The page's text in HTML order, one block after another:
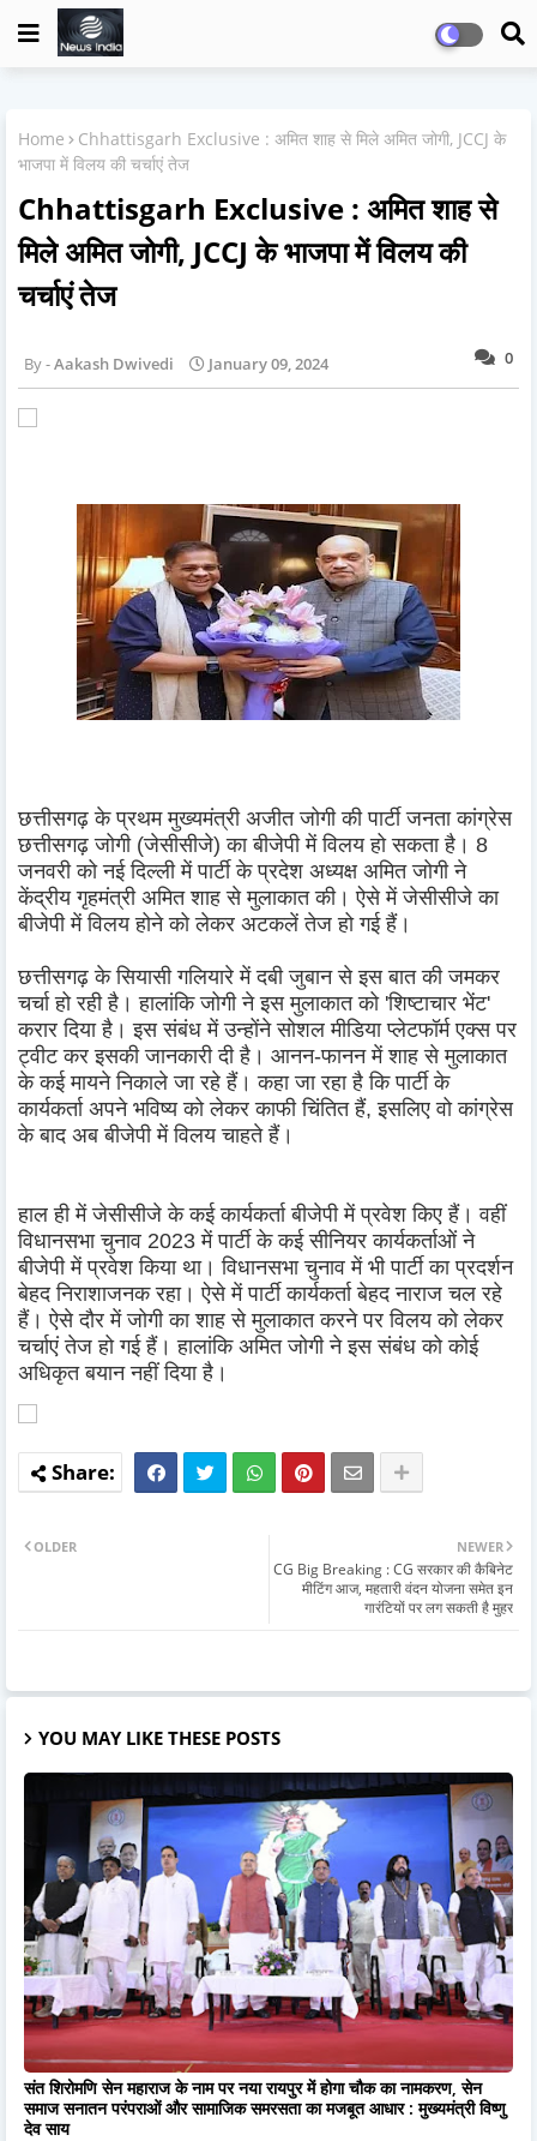
Home
Chhattisgarh Exclusive : अमित शाह से मिले अमित जोगी, JCCJ के
भाजपा में विलय की चर्चाएं तेज
Chhattisgarh Exclusive : अमित शाह से
मिले अमित जोगी, JCCJ के भाजपा में विलय की
चर्चाएं तेज
0
Aakash Dwivedi January 09, 2024
छत्तीसगढ़ के प्रथम मुख्यमंत्री अजीत जोगी की पार्टी जनता कांग्रेस
छत्तीसगढ़ जोगी (जेसीसीजे) का बीजेपी में विलय हो सकता है। 8
जनवरी को नई दिल्ली में पार्टी के प्रदेश अध्यक्ष अमित जोगी ने
केंद्रीय गृहमंत्री अमित शाह से मुलाकात की। ऐसे में जेसीसीजे का
बीजेपी में विलय होने को लेकर अटकलें तेज हो गई हैं।
छत्तीसगढ़ के सियासी गलियारे में दबी जुबान से इस बात की जमकर
चर्चा हो रही है। हालांकि जोगी ने इस मुलाकात को 'शिष्टाचार भेंट'
करार दिया है। इस संबंध में उन्होंने सोशल मीडिया प्लेटफॉर्म एक्स पर
ट्वीट कर इसकी जानकारी दी है। आनन-फानन में शाह से मुलाकात
के कई मायने निकाले जा रहे हैं। कहा जा रहा है कि पार्टी के
कार्यकर्ता अपने भविष्य को लेकर काफी चिंतित हैं, इसलिए वो कांग्रेस
के बाद अब बीजेपी में विलय चाहते हैं।
हाल ही में जेसीसीजे के कई कार्यकर्ता बीजेपी में प्रवेश किए हैं। वहीं
विधानसभा चुनाव 2023 में पार्टी के कई सीनियर कार्यकर्ताओं ने
बीजेपी में प्रवेश किया था। विधानसभा चुनाव में भी पार्टी का प्रदर्शन
बेहद निराशाजनक रहा। ऐसे में पार्टी कार्यकर्ता बेहद नाराज चल रहे
हैं। ऐसे दौर में जोगी का शाह से मुलाकात करने पर विलय को लेकर
चर्चाएं तेज हो गई हैं। हालांकि अमित जोगी ने इस संबंध को कोई
अधिकृत बयान नहीं दिया है।
NEWER
CG Big Breaking : CG सरकार की कैबिनेट
मीटिंग आज, महतारी वंदन योजना समेत इन
गारंटियों पर लग सकती है मुहर
OLDER
YOU MAY LIKE THESE POSTS
संत शिरोमणि सेन महाराज के नाम पर नया रायपुर में होगा चौक का नामकरण, सेन
समाज सनातन परंपराओं और सामाजिक समरसता का मजबूत आधार : मुख्यमंत्री विष्णु
देव साय